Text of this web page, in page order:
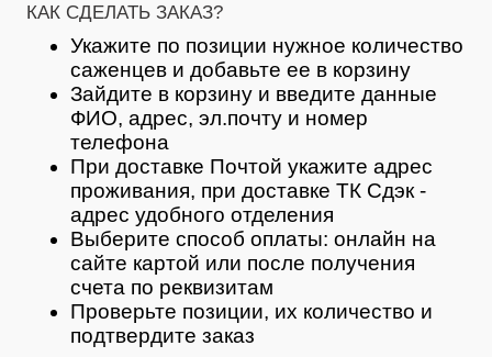
КАК СДЕЛАТЬ ЗАКАЗ?
Укажите по позиции нужное количество
саженцев и добавьте ее в корзину
Зайдите в корзину и введите данные
ФИО, адрес, эл.почту и номер
телефона
При доставке Почтой укажите адрес
проживания, при доставке ТК Сдэк -
адрес удобного отделения
Выберите способ оплаты: онлайн на
сайте картой или после получения
счета по реквизитам
Проверьте позиции, их количество и
подтвердите заказ